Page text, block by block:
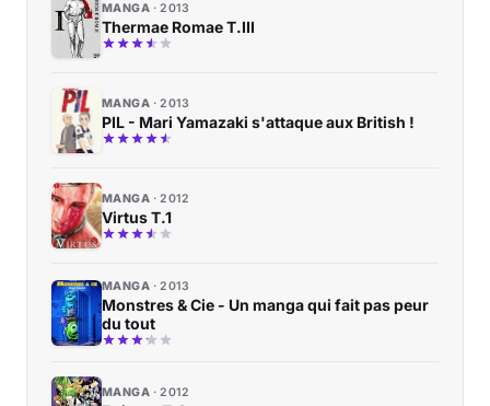
MANGA 2013
Thermae Romae T.III
MANGA 2013
PIL - Mari Yamazaki s'attaque aux British !
MANGA 2012
Virtus T.1
MANGA 2013
Monstres & Cie - Un manga qui fait pas peur
du tout
MANGA 2012